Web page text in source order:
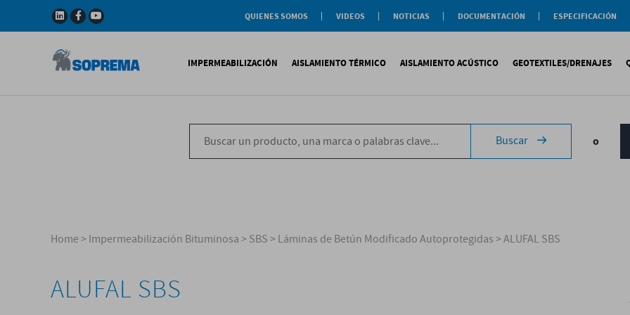
QUIENES SOMOS
VIDEOS
NOTICIAS
DOCUMENTACIÓN
Documentación General
ESPECIFICACIÓN
Certificaciones
IMPERMEABILIZACIÓN
Impermeabilización Bituminosa
Impermeabilización Sintética
Impermeabilización Líquida
AISLAMIENTO TÉRMICO
XPS
Texlosa
PIR
AISLAMIENTO ACÚSTICO
Tecsound®
Texfon
Texsilen
Auxiliares
GEOTEXTILES/DRENAJES
Geotextiles
Drenajes
Buscar o
Home>Impermeabilización Bituminosa>SBS>Láminas de Betún Modificado Autoprotegidas>ALUFAL SBS
ALUFAL SBS